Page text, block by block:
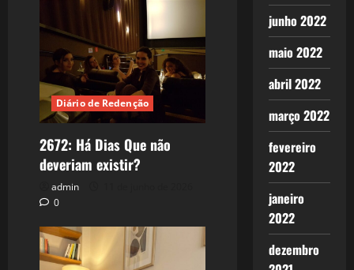
Diário de Redenção
2672: Há Dias Que não
deveriam existir?
admin
0
junho 2022
maio 2022
abril 2022
março 2022
fevereiro
2022
janeiro
2022
dezembro